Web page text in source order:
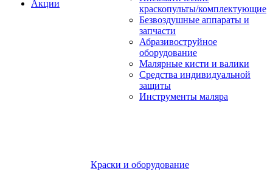
Акции
краскопульты/комплектующие
Безвоздушные аппараты и
запчасти
Абразивоструйное
оборудование
Малярные кисти и валики
Средства индивидуальной
защиты
Инструменты маляра
Краски и оборудование